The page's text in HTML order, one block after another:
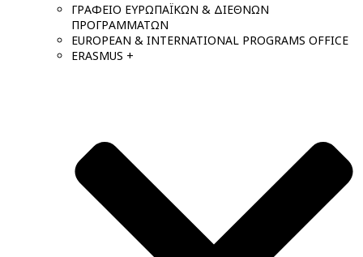
ΓΡΑΦΕΙΟ ΕΥΡΩΠΑΪΚΩΝ & ΔΙΕΘΝΩΝ
ΠΡΟΓΡΑΜΜΑΤΩΝ
EUROPEAN & INTERNATIONAL PROGRAMS OFFICE
ERASMUS +